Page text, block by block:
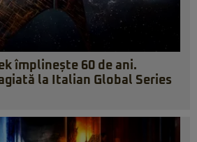
împlinește 60 de ani.
la Italian Global Series